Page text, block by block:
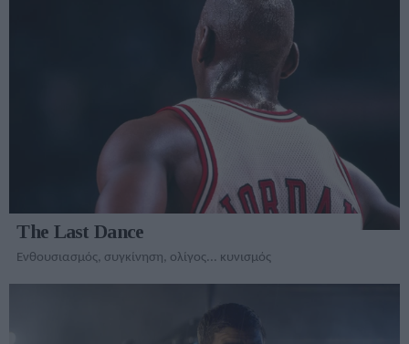
The Last Dance
Ενθουσιασμός, συγκίνηση, ολίγος... κυνισμός